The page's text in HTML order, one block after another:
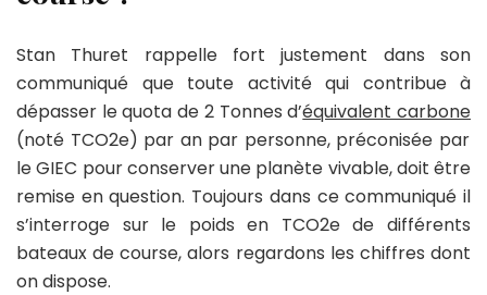
Stan Thuret rappelle fort justement dans son
communiqué que toute activité qui contribue à
dépasser le quota de 2 Tonnes d’équivalent carbone
(noté TCO2e) par an par personne, préconisée par
le GIEC pour conserver une planète vivable, doit être
remise en question. Toujours dans ce communiqué il
s’interroge sur le poids en TCO2e de différents
bateaux de course, alors regardons les chiffres dont
on dispose.